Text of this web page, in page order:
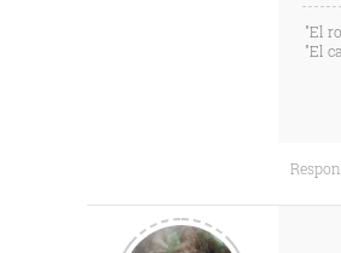
"El
"El